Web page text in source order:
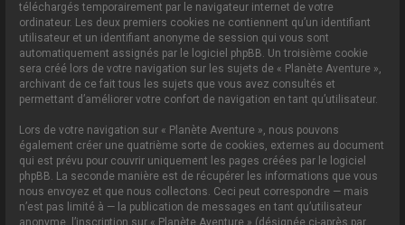
téléchargés temporairement par le navigateur internet de votre
ordinateur. Les deux premiers cookies ne contiennent qu’un identifiant
utilisateur et un identifiant anonyme de session qui vous sont
automatiquement assignés par le logiciel phpBB. Un troisième cookie
sera créé lors de votre navigation sur les sujets de « Planète Aventure »,
archivant de ce fait tous les sujets que vous avez consultés et
permettant d’améliorer votre confort de navigation en tant qu’utilisateur.
Lors de votre navigation sur « Planète Aventure », nous pouvons
également créer une quatrième sorte de cookies, externes au document
qui est prévu pour couvrir uniquement les pages créées par le logiciel
phpBB. La seconde manière est de récupérer les informations que vous
nous envoyez et que nous collectons. Ceci peut correspondre — mais
n’est pas limité à — la publication de messages en tant qu’utilisateur